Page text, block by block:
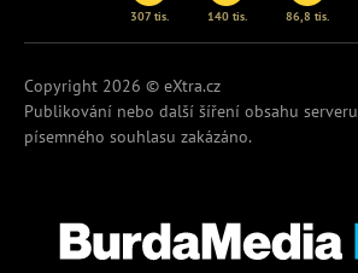
307 tis. 140 tis. 86,8 tis.
Copyright 2026 © eXtra.cz
Publikování nebo další šíření obsahu serveru
písemného souhlasu zakázáno.